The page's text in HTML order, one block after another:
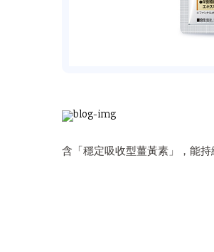
含「穩定吸收型薑黃素」，能